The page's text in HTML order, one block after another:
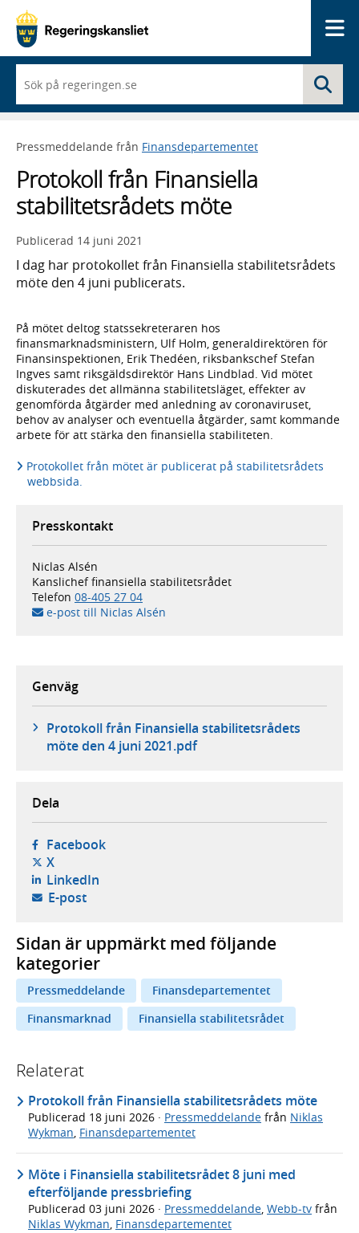
du
börjar
skriva
framträder
lista
med
sökförslag
Pressmeddelande från Finansdepartementet
Protokoll från Finansiella
stabilitetsrådets möte
Publicerad 14 juni 2021
I dag har protokollet från Finansiella stabilitetsrådets
möte den 4 juni publicerats.
På mötet deltog statssekreteraren hos
finansmarknadsministern, Ulf Holm, generaldirektören för
Finansinspektionen, Erik Thedéen, riksbankschef Stefan
Ingves samt riksgäldsdirektör Hans Lindblad. Vid mötet
diskuterades det allmänna stabilitetsläget, effekter av
genomförda åtgärder med anledning av coronaviruset,
behov av analyser och eventuella åtgärder, samt kommande
arbete för att stärka den finansiella stabiliteten.
Protokollet från mötet är publicerat på stabilitetsrådets
webbsida.
Presskontakt
Niclas Alsén
Kanslichef finansiella stabilitetsrådet
Telefon 08-405 27 04
e-post till Niclas Alsén
Genväg
Protokoll från Finansiella stabilitetsrådets
möte den 4 juni 2021.pdf
Dela
Facebook- öppnas i ny flik, extern webbplats,
X- öppnas i ny flik, extern webbplats,
LinkedIn- öppnas i ny flik, extern webbplats,
E-post- öppnar din e-postklient,
Sidan är uppmärkt med följande
kategorier
Pressmeddelande
Finansdepartementet
Finansmarknad
Finansiella stabilitetsrådet
Relaterat
Protokoll från Finansiella stabilitetsrådets möte
Publicerad 18 juni 2026 · Pressmeddelande från Niklas
Wykman, Finansdepartementet
Möte i Finansiella stabilitetsrådet 8 juni med
efterföljande pressbriefing
Publicerad 03 juni 2026 · Pressmeddelande, Webb-tv från
Niklas Wykman, Finansdepartementet